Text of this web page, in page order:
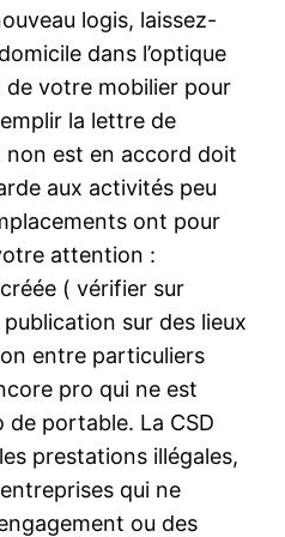
logis, laissez-
dans l’optique
votre mobilier pour
la lettre de
est en accord doit
aux activités peu
ont pour
attention :
( vérifier sur
sur des lieux
entre particuliers
pro qui ne est
de portable. La CSD
prestations illégales,
qui ne
ou des